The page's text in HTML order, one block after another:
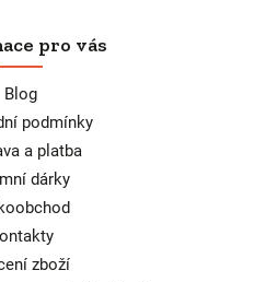
pro vás
Blog
podmínky
a platba
dárky
zboží